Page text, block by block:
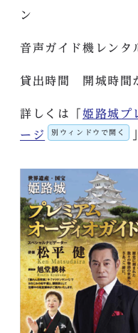
ン
音声ガイド機レン
貸出時間 開城時間
詳しくは「 姫路城プ
ージ
別ウィンドウで開く